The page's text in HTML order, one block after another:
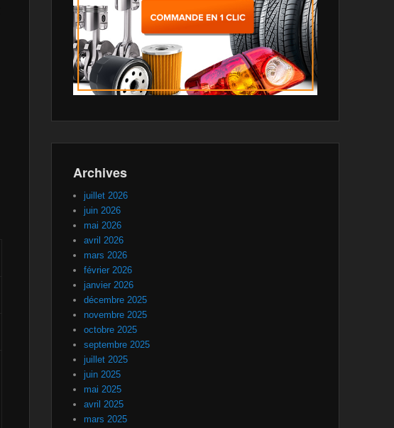
Archives
juillet 2026
juin 2026
mai 2026
avril 2026
mars 2026
février 2026
janvier 2026
décembre 2025
novembre 2025
octobre 2025
septembre 2025
juillet 2025
juin 2025
mai 2025
avril 2025
mars 2025